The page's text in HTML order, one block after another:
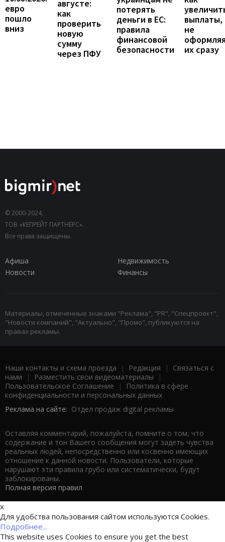
евро
пошло
вниз
августе:
как
проверить
новую
сумму
через ПФУ
потерять
деньги в ЕС:
правила
финансовой
безопасности
выплаты,
не
их сразу
© 2000-2024,
ТОВ «КЕПРЕЙТ ПАРТНЕРС».
Все права защищены.
Афиша
Недвижимость
Новости
Финансы
Материалы, отмеченные знаками "Реклама", "PR", "Спецпроект",
"Новости компаний", "Актуально", "Промо", публикуются на
правах рекламы.
Наши контакты и схема проезда | Редакция | Связаться с
нами | Разместить свои видеоматериалы |
Пользовательское Соглашение |
Политика в сфере
конфиденциальности и персональных данных
Реклама на сайте: Отдел продаж digital рекламы
Оставляя комментарий, пожалуйста, помните о том, что
содержание и тон Вашего сообщения могут задеть чувства
реальных людей, непосредственно или косвенно имеющих
отношение к данной новости. Пользователи, которые
нарушают эти правила грубо или систематически, будут
заблокированы.
Полная версия правил
x
Для удобства пользования сайтом используются Cookies.
Подробнее...
This website uses Cookies to ensure you get the best